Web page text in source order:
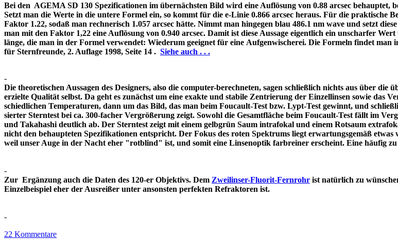
Bei den AGEMA SD 130 Spezificationen im übernächsten Bild wird eine Auflösung von 0.88 arcsec behauptet,
Setzt man die Werte in die untere Formel ein, so kommt für die e-Linie 0.866 arcsec heraus. Für die praktische
Faktor 1.22, sodaß man rechnerisch 1.057 arcsec hätte. Nimmt man hingegen blau 486.1 nm wave und setzt
man mit den Faktor 1,22 eine Auflösung von 0.940 arcsec. Damit ist diese Aussage eigentlich ein unscharfer
länge, die man in der Formel verwendet: Wiederum geeignet für eine Aufgenwischerei. Die Formeln findet man
für Sternfreunde, 2. Auflage 1998, Seite 14 . Siehe auch . . .
-
Die theoretischen Aussagen des Designers, also die computer-berechneten, sagen schließlich nichts aus über die
erzielte Qualität selbst. Da geht es zunächst um eine exakte und stabile Zentrierung der Einzellinsen sowie das
schiedlichen Temperaturen, dann um das Bild, das man beim Foucault-Test bzw. Lypt-Test gewinnt, und
sierter Sterntest bei ca. 300-facher Vergrößerung zeigt. Sowohl die Gesamtfläche beim Foucault-Test fällt im
und Takahashi deutlich ab. Der Sterntest zeigt mit einem gelbgrün Saum intrafokal und einem Rotsaum
nicht den behaupteten Spezifikationen entspricht. Der Fokus des roten Spektrums liegt erwartungsgemäß etwas
weil unser Auge in der Nacht eher "rotblind" ist, und somit eine Linsenoptik farbreiner erscheint. Eine
-
Zur Ergänzung auch die Daten des 120-er Objektivs. Dem Zweilinser-Fluorit-Fernrohr ist natürlich zu
Einzelbeispiel eher der Ausreißer unter ansonsten perfekten Refraktoren ist.
-
22 Kommentare